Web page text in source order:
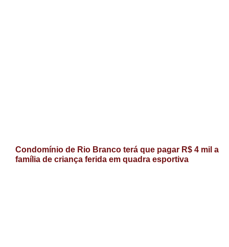
Condomínio de Rio Branco terá que pagar R$ 4 mil a
família de criança ferida em quadra esportiva